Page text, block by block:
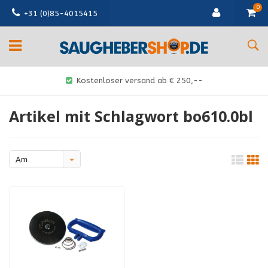
+31 (0)85-4015415
0
Kostenloser versand ab € 250,--
Artikel mit Schlagwort bo610.0bl
Am